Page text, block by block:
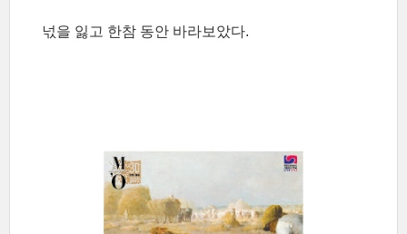
넋을 잃고 한참 동안 바라보았다.